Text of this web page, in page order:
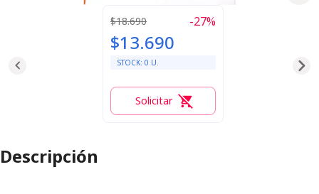
$18.690 -27%
$13.690
STOCK: 0 U.
Solicitar
Descripción